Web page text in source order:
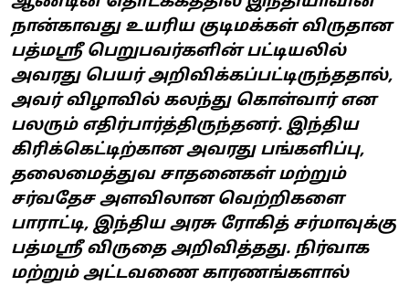
நான்காவது உயரிய குடிமக்கள் விருதான
பத்மஸ்ரீ பெறுபவர்களின் பட்டியலில்
அவரது பெயர் அறிவிக்கப்பட்டிருந்ததால்,
அவர் விழாவில் கலந்து கொள்வார் என
பலரும் எதிர்பார்த்திருந்தனர். இந்திய
கிரிக்கெட்டிற்கான அவரது பங்களிப்பு,
தலைமைத்துவ சாதனைகள் மற்றும்
சர்வதேச அளவிலான வெற்றிகளை
பாராட்டி, இந்திய அரசு ரோகித் சர்மாவுக்கு
பத்மஸ்ரீ விருதை அறிவித்தது. நிர்வாக
மற்றும் அட்டவணை காரணங்களால்